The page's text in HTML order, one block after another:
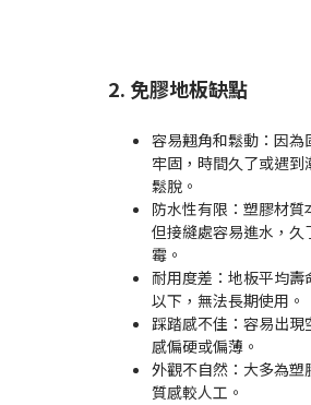
2. 免膠地板缺點
容易翹角和鬆動：因為
牢固，時間久了或遇到
鬆脫。
防水性有限：塑膠材質
但接縫處容易進水，久
霉。
耐用度差：地板平均壽
以下，無法長期使用。
踩踏感不佳：容易出現
感偏硬或偏薄。
外觀不自然：大多為塑
質感較人工。